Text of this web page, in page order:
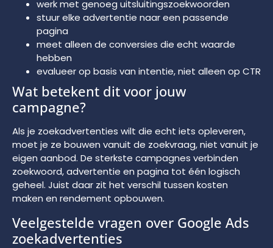
werk met genoeg uitsluitingszoekwoorden
stuur elke advertentie naar een passende
pagina
meet alleen de conversies die echt waarde
hebben
evalueer op basis van intentie, niet alleen op CTR
Wat betekent dit voor jouw
campagne?
Als je zoekadvertenties wilt die echt iets opleveren,
moet je ze bouwen vanuit de zoekvraag, niet vanuit je
eigen aanbod. De sterkste campagnes verbinden
zoekwoord, advertentie en pagina tot één logisch
geheel. Juist daar zit het verschil tussen kosten
maken en rendement opbouwen.
Veelgestelde vragen over Google Ads
zoekadvertenties